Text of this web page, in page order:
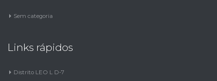
Sem categoria
Links rápidos
Distrito LEO L D-7